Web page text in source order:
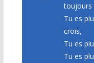
toujours
Tu es
crois,
Tu es
Tu es